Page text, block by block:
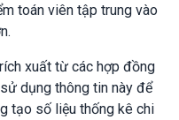
toán viên tập trung vào
xuất từ các hợp đồng
dụng thông tin này để
tạo số liệu thống kê chi